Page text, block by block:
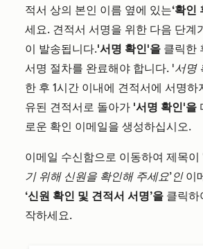
적서 상의 본인 이름 옆에 있는‘확인
세요. 견적서 서명을 위한 다음 단계
이 발송됩니다.'서명 확인'을 클릭한
서명 절차를 완료해야 합니다. '서명
한 후 1시간 이내에 견적서에 서명하
유된 견적서로 돌아가 '서명 확인'을
로운 확인 이메일을 생성하십시오.
이메일 수신함으로 이동하여 제목이
기 위해 신원을 확인해 주세요’인이
‘신원 확인 및 견적서 서명’을 클릭하
작하세요.